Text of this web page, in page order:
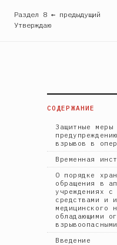
Раздел 8 ← предыдущий
Утверждаю
СОДЕРЖАНИЕ
Защитные меры
взрывов в
Временная
О порядке
обращения в
учреждениях с
средствами и
медицинского
обладающими
Введение